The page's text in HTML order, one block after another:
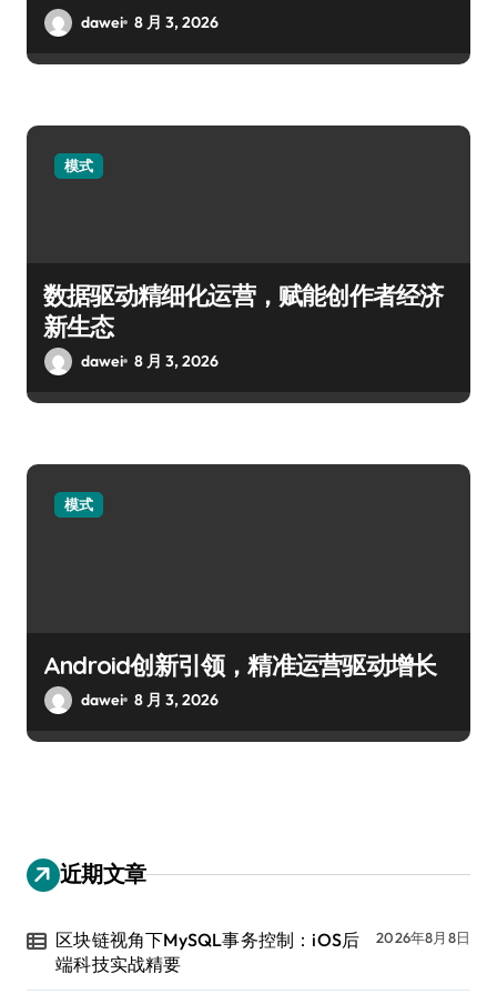
dawei 8 月 3, 2026
模式
数据驱动精细化运营，赋能创作者经济
新生态
dawei 8 月 3, 2026
模式
Android创新引领，精准运营驱动增长
dawei 8 月 3, 2026
近期文章
区块链视角下MySQL事务控制：iOS后
端科技实战精要
2026年8月8日